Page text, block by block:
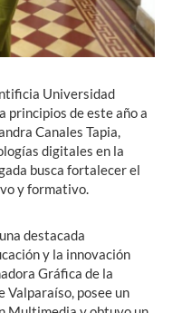
Universidad
principios de este año a
Canales Tapia,
digitales en la
busca fortalecer el
y formativo.
destacada
y la innovación
Gráfica de la
posee un